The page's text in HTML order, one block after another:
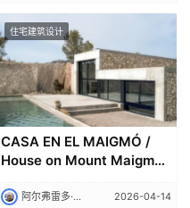
住宅建筑设计
CASA EN EL MAIGMÓ /
House on Mount Maigmó |
Payá阿尔弗雷多·帕亚｜Alfredo Payá 2026-04-14